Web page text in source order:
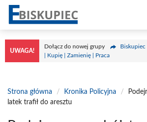
Przejdź
treści
UWAGA!
Dołącz do nowej grupy
Biskupiec
| Kupię | Zamienię | Praca
Strona główna / Kronika Policyjna /
latek trafił do aresztu